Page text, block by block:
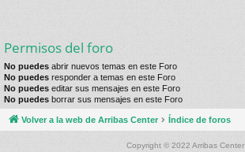
Permisos del foro
No puedes abrir nuevos temas en este Foro
No puedes responder a temas en este Foro
No puedes editar sus mensajes en este Foro
No puedes borrar sus mensajes en este Foro
Volver a la web de Arribas Center Índice de foros
Copyright © 2022 Arribas Center